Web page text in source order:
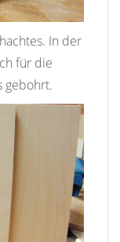
In der
für die
gebohrt.